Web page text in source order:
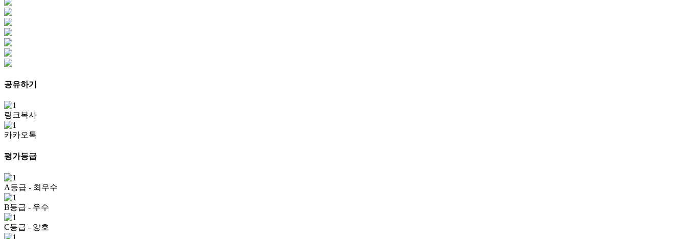
공유하기
링크복사
카카오톡
평가등급
A등급 - 최우수
B등급 - 우수
C등급 - 양호